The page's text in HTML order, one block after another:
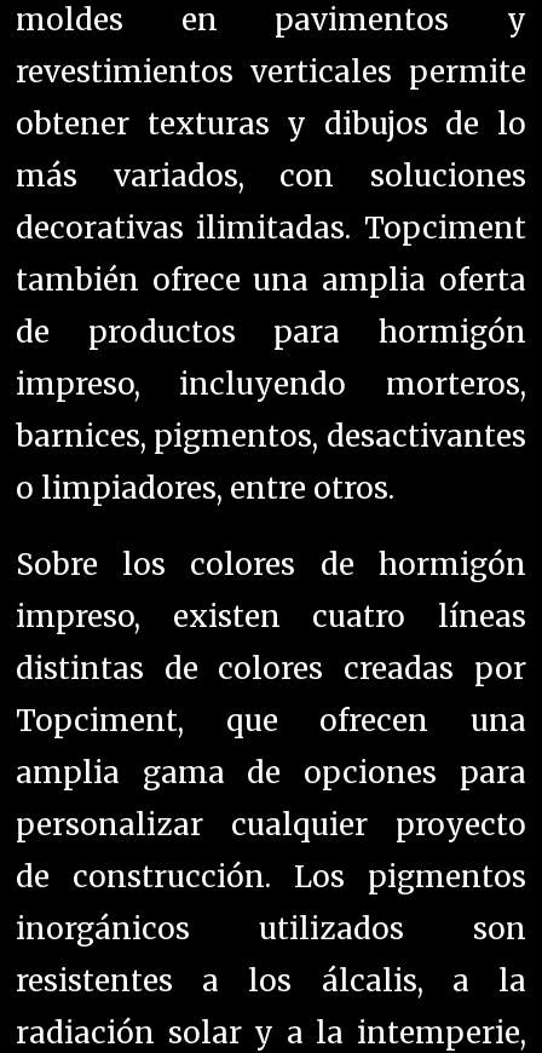
moldes en pavimentos y
revestimientos verticales permite
obtener texturas y dibujos de lo
más variados, con soluciones
decorativas ilimitadas. Topciment
también ofrece una amplia oferta
de productos para hormigón
impreso, incluyendo morteros,
barnices, pigmentos, desactivantes
o limpiadores, entre otros.
Sobre los colores de hormigón
impreso, existen cuatro líneas
distintas de colores creadas por
Topciment, que ofrecen una
amplia gama de opciones para
personalizar cualquier proyecto
de construcción. Los pigmentos
inorgánicos utilizados son
resistentes a los álcalis, a la
radiación solar y a la intemperie,